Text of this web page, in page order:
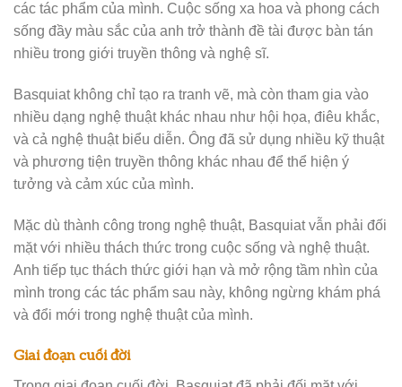
các tác phẩm của mình. Cuộc sống xa hoa và phong cách
sống đầy màu sắc của anh trở thành đề tài được bàn tán
nhiều trong giới truyền thông và nghệ sĩ.
Basquiat không chỉ tạo ra tranh vẽ, mà còn tham gia vào
nhiều dạng nghệ thuật khác nhau như hội họa, điêu khắc,
và cả nghệ thuật biểu diễn. Ông đã sử dụng nhiều kỹ thuật
và phương tiện truyền thông khác nhau để thể hiện ý
tưởng và cảm xúc của mình.
Mặc dù thành công trong nghệ thuật, Basquiat vẫn phải đối
mặt với nhiều thách thức trong cuộc sống và nghệ thuật.
Anh tiếp tục thách thức giới hạn và mở rộng tầm nhìn của
mình trong các tác phẩm sau này, không ngừng khám phá
và đổi mới trong nghệ thuật của mình.
Giai đoạn cuối đời